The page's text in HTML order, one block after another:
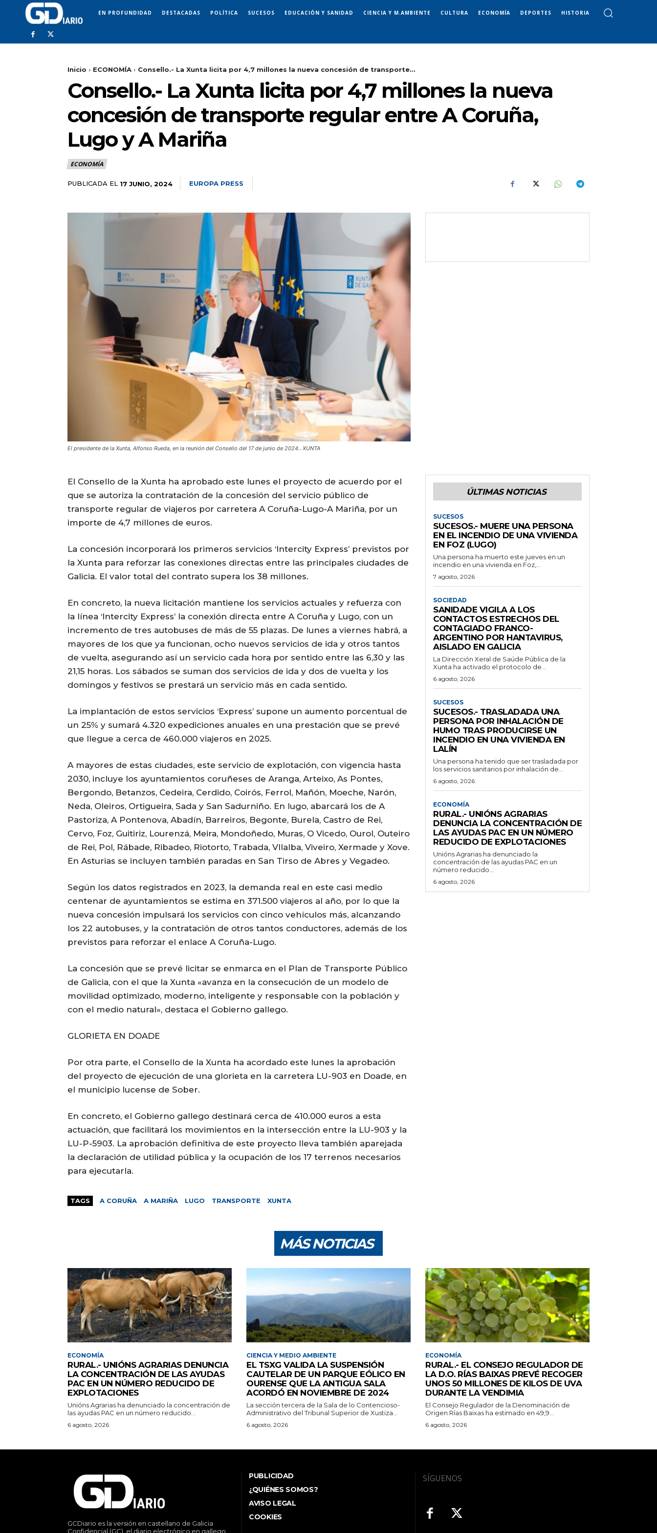
EN PROFUNDIDAD DESTACADAS POLÍTICA SUCESOS EDUCACIÓN Y SANIDAD CIENCIA Y M.AMBIENTE CULTURA ECONOMÍA DEPORTES HISTORIA
Inicio ECONOMÍA Consello.- La Xunta licita por 4,7 millones la nueva concesión de transporte...
Consello.- La Xunta licita por 4,7 millones la nueva
concesión de transporte regular entre A Coruña,
Lugo y A Mariña
ECONOMÍA
PUBLICADA EL 17 JUNIO, 2024 EUROPA PRESS
El presidente de la Xunta, Alfonso Rueda, en la reunión del Consello del 17 de junio de 2024.. XUNTA
El Consello de la Xunta ha aprobado este lunes el proyecto de acuerdo por el
que se autoriza la contratación de la concesión del servicio público de
transporte regular de viajeros por carretera A Coruña-Lugo-A Mariña, por un
importe de 4,7 millones de euros.
La concesión incorporará los primeros servicios ‘Intercity Express’ previstos por
la Xunta para reforzar las conexiones directas entre las principales ciudades de
Galicia. El valor total del contrato supera los 38 millones.
En concreto, la nueva licitación mantiene los servicios actuales y refuerza con
la línea ‘Intercity Express’ la conexión directa entre A Coruña y Lugo, con un
incremento de tres autobuses de más de 55 plazas. De lunes a viernes habrá, a
mayores de los que ya funcionan, ocho nuevos servicios de ida y otros tantos
de vuelta, asegurando así un servicio cada hora por sentido entre las 6,30 y las
21,15 horas. Los sábados se suman dos servicios de ida y dos de vuelta y los
domingos y festivos se prestará un servicio más en cada sentido.
La implantación de estos servicios ‘Express’ supone un aumento porcentual de
un 25% y sumará 4.320 expediciones anuales en una prestación que se prevé
que llegue a cerca de 460.000 viajeros en 2025.
A mayores de estas ciudades, este servicio de explotación, con vigencia hasta
2030, incluye los ayuntamientos coruñeses de Aranga, Arteixo, As Pontes,
Bergondo, Betanzos, Cedeira, Cerdido, Coirós, Ferrol, Mañón, Moeche, Narón,
Neda, Oleiros, Ortigueira, Sada y San Sadurniño. En lugo, abarcará los de A
Pastoriza, A Pontenova, Abadín, Barreiros, Begonte, Burela, Castro de Rei,
Cervo, Foz, Guitiriz, Lourenzá, Meira, Mondoñedo, Muras, O Vicedo, Ourol, Outeiro
de Rei, Pol, Rábade, Ribadeo, Riotorto, Trabada, VIlalba, Viveiro, Xermade y Xove.
En Asturias se incluyen también paradas en San Tirso de Abres y Vegadeo.
Según los datos registrados en 2023, la demanda real en este casi medio
centenar de ayuntamientos se estima en 371.500 viajeros al año, por lo que la
nueva concesión impulsará los servicios con cinco vehículos más, alcanzando
los 22 autobuses, y la contratación de otros tantos conductores, además de los
previstos para reforzar el enlace A Coruña-Lugo.
La concesión que se prevé licitar se enmarca en el Plan de Transporte Público
de Galicia, con el que la Xunta «avanza en la consecución de un modelo de
movilidad optimizado, moderno, inteligente y responsable con la población y
con el medio natural», destaca el Gobierno gallego.
GLORIETA EN DOADE
Por otra parte, el Consello de la Xunta ha acordado este lunes la aprobación
del proyecto de ejecución de una glorieta en la carretera LU-903 en Doade, en
el municipio lucense de Sober.
En concreto, el Gobierno gallego destinará cerca de 410.000 euros a esta
actuación, que facilitará los movimientos en la intersección entre la LU-903 y la
LU-P-5903. La aprobación definitiva de este proyecto lleva también aparejada
la declaración de utilidad pública y la ocupación de los 17 terrenos necesarios
para ejecutarla.
TAGS A CORUÑA A MARIÑA LUGO TRANSPORTE XUNTA
ÚLTIMAS NOTICIAS
SUCESOS
SUCESOS.- MUERE UNA PERSONA
EN EL INCENDIO DE UNA VIVIENDA
EN FOZ (LUGO)
Una persona ha muerto este jueves en un
incendio en una vivienda en Foz,...
7 agosto, 2026
SOCIEDAD
SANIDADE VIGILA A LOS
CONTACTOS ESTRECHOS DEL
CONTAGIADO FRANCO-
ARGENTINO POR HANTAVIRUS,
AISLADO EN GALICIA
La Dirección Xeral de Saúde Pública de la
Xunta ha activado el protocolo de...
6 agosto, 2026
SUCESOS
SUCESOS.- TRASLADADA UNA
PERSONA POR INHALACIÓN DE
HUMO TRAS PRODUCIRSE UN
INCENDIO EN UNA VIVIENDA EN
LALÍN
Una persona ha tenido que ser trasladada por
los servicios sanitarios por inhalación de...
6 agosto, 2026
ECONOMÍA
RURAL.- UNIÓNS AGRARIAS
DENUNCIA LA CONCENTRACIÓN DE
LAS AYUDAS PAC EN UN NÚMERO
REDUCIDO DE EXPLOTACIONES
Unións Agrarias ha denunciado la
concentración de las ayudas PAC en un
número reducido...
6 agosto, 2026
MÁS NOTICIAS
ECONOMÍA
RURAL.- UNIÓNS AGRARIAS DENUNCIA
LA CONCENTRACIÓN DE LAS AYUDAS
PAC EN UN NÚMERO REDUCIDO DE
EXPLOTACIONES
Unións Agrarias ha denunciado la concentración de
las ayudas PAC en un número reducido...
6 agosto, 2026
CIENCIA Y MEDIO AMBIENTE
EL TSXG VALIDA LA SUSPENSIÓN
CAUTELAR DE UN PARQUE EÓLICO EN
OURENSE QUE LA ANTIGUA SALA
ACORDÓ EN NOVIEMBRE DE 2024
La sección tercera de la Sala de lo Contencioso-
Administrativo del Tribunal Superior de Xustiza...
6 agosto, 2026
ECONOMÍA
RURAL.- EL CONSEJO REGULADOR DE
LA D.O. RÍAS BAIXAS PREVÉ RECOGER
UNOS 50 MILLONES DE KILOS DE UVA
DURANTE LA VENDIMIA
El Consejo Regulador de la Denominación de
Origen Rías Baixas ha estimado en 49,9...
6 agosto, 2026
GCDiario es la versión en castellano de Galicia
Confidencial (GC), el diario electrónico en gallego
PUBLICIDAD
¿QUIÉNES SOMOS?
AVISO LEGAL
COOKIES
SÍGUENOS